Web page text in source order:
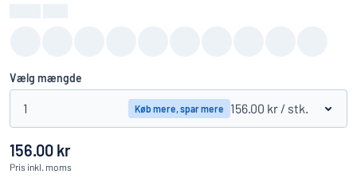
Vælg mængde
1 Køb mere, spar mere 156.00 kr / stk.
156.00 kr
Pris inkl. moms